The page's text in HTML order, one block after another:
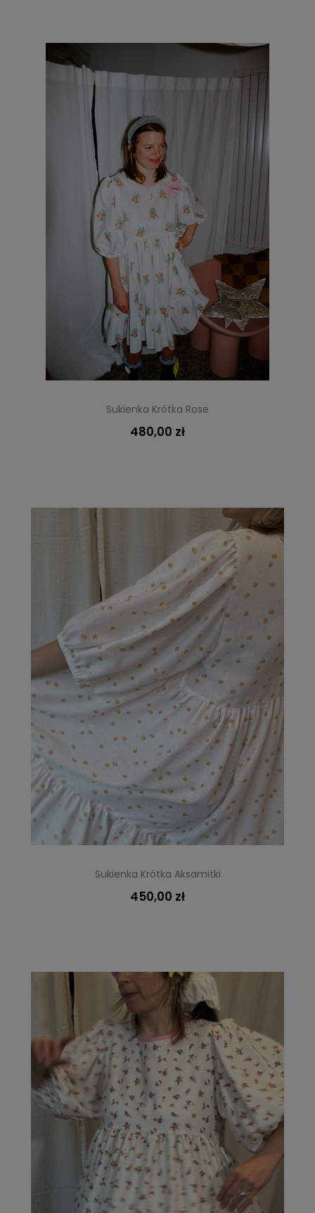
Sukienka Krótka Rose
480,00 zł
Sukienka Krótka Aksamitki
450,00 zł